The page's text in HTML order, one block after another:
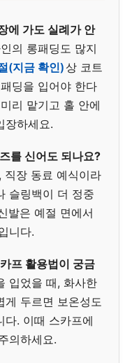
에 가도 실례가 안
의 롱패딩도 많지
(지금 확인)상 코트
딩을 입어야 한다
리 맡기고 홀 안에
장하세요.
를 신어도 되나요?
직장 동료 예식이라
슬링백이 더 정중
발은 예절 면에서
니다.
프 활용법이 궁금
입었을 때, 화사한
게 두르면 보온성도
다. 이때 스카프에
의하세요.